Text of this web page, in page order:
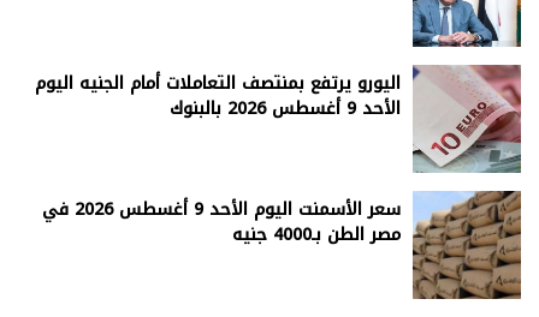
اليورو يرتفع بمنتصف التعاملات أمام الجنيه اليوم
الأحد 9 أغسطس 2026 بالبنوك
سعر الأسمنت اليوم الأحد 9 أغسطس 2026 في
مصر الطن بـ4000 جنيه